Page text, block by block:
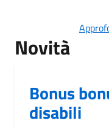
Novità
Bonus
disabili